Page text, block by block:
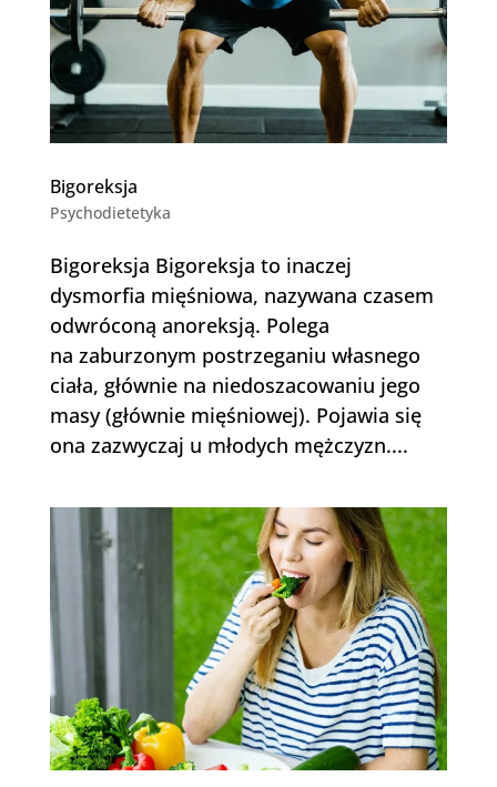
Bigoreksja
Psychodietetyka
Bigoreksja Bigoreksja to inaczej
dysmorfia mięśniowa, nazywana czasem
odwróconą anoreksją. Polega
na zaburzonym postrzeganiu własnego
ciała, głównie na niedoszacowaniu jego
masy (głównie mięśniowej). Pojawia się
ona zazwyczaj u młodych mężczyzn....